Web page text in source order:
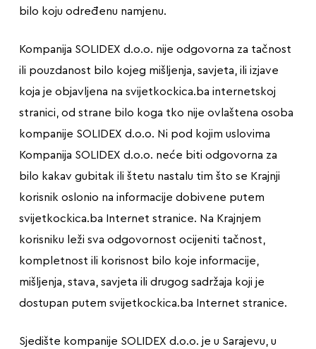
bilo koju određenu namjenu.
Kompanija SOLIDEX d.o.o. nije odgovorna za tačnost
ili pouzdanost bilo kojeg mišljenja, savjeta, ili izjave
koja je objavljena na svijetkockica.ba internetskoj
stranici, od strane bilo koga tko nije ovlaštena osoba
kompanije SOLIDEX d.o.o. Ni pod kojim uslovima
Kompanija SOLIDEX d.o.o. neće biti odgovorna za
bilo kakav gubitak ili štetu nastalu tim što se Krajnji
korisnik oslonio na informacije dobivene putem
svijetkockica.ba Internet stranice. Na Krajnjem
korisniku leži sva odgovornost ocijeniti tačnost,
kompletnost ili korisnost bilo koje informacije,
mišljenja, stava, savjeta ili drugog sadržaja koji je
dostupan putem svijetkockica.ba Internet stranice.
Sjedište kompanije SOLIDEX d.o.o. je u Sarajevu, u